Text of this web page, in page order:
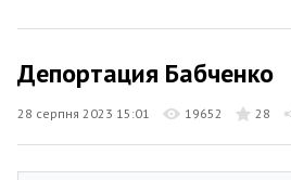
Депортация Бабченко
28 серпня 2023 15:01 19652 28